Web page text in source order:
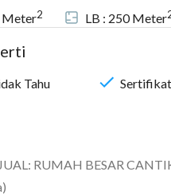
Meter2 LB : 250Meter
Tahu
RUMAH BESAR